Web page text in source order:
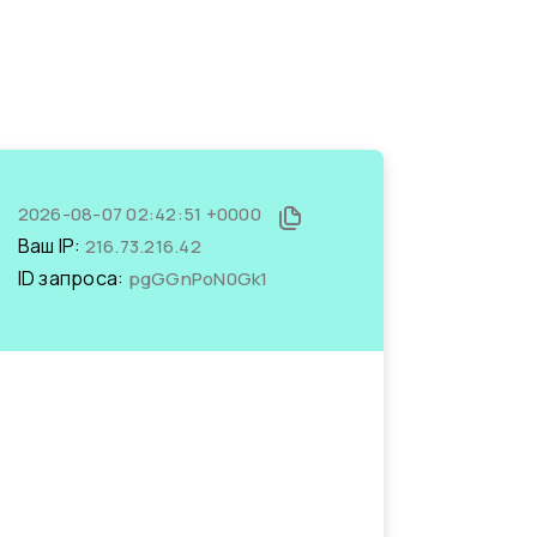
2026-08-07 02:42:51 +0000
Ваш IP: 216.73.216.42
ID запроса: pgGGnPoN0Gk1